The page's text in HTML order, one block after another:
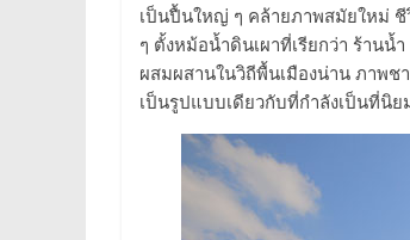
เป็นปื้นใหญ่ ๆ คล้ายภาพสมัยใหม่ ชี
ๆ ตั้งหม้อน้ำดินเผาที่เรียกว่า ร้าน
ผสมผสานในวิถีพื้นเมืองน่าน ภาพช
เป็นรูปแบบเดียวกับที่กำลังเป็นที่นิ